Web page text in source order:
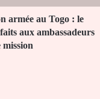
armée au Togo : le
aux ambassadeurs
mission